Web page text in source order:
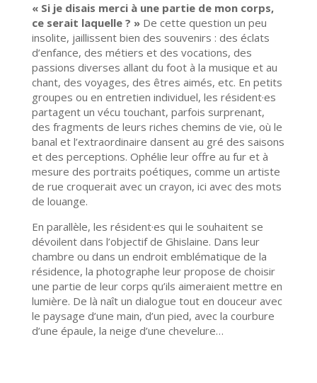
« Si je disais merci à une partie de mon corps,
ce serait laquelle ? »De cette question un peu
insolite, jaillissent bien des souvenirs : des éclats
d’enfance, des métiers et des vocations, des
passions diverses allant du foot à la musique et au
chant, des voyages, des êtres aimés, etc. En petits
groupes ou en entretien individuel, les résident·es
partagent un vécu touchant, parfois surprenant,
des fragments de leurs riches chemins de vie, où le
banal et l’extraordinaire dansent au gré des saisons
et des perceptions. Ophélie leur offre au fur et à
mesure des portraits poétiques, comme un artiste
de rue croquerait avec un crayon, ici avec des mots
de louange.
En parallèle, les résident·es qui le souhaitent se
dévoilent dans l’objectif de Ghislaine. Dans leur
chambre ou dans un endroit emblématique de la
résidence, la photographe leur propose de choisir
une partie de leur corps qu’ils aimeraient mettre en
lumière. De là naît un dialogue tout en douceur avec
le paysage d’une main, d’un pied, avec la courbure
d’une épaule, la neige d’une chevelure…